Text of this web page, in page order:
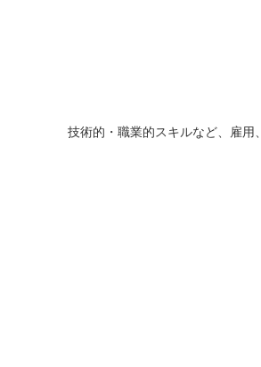
技術的・職業的スキルなど、雇